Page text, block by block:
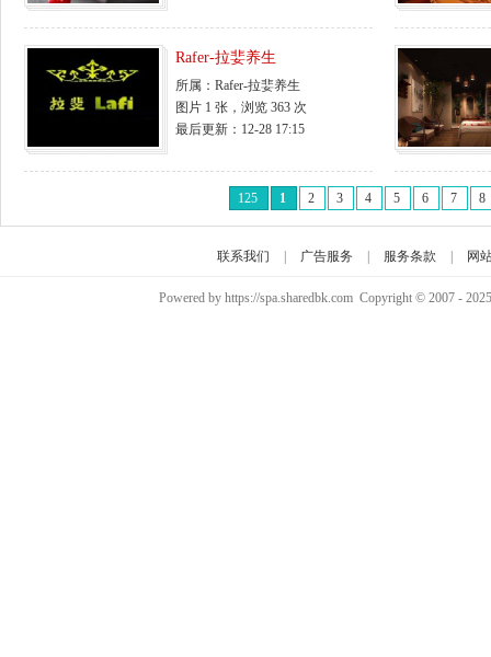
Rafer-拉婓养生
所属： Rafer-拉婓养生
图片 1 张，浏览 363 次
最后更新：12-28 17:15
125 1 2 3 4 5 6 7 8
联系我们 广告服务 服务条款 网
Powered by https://spa.sharedbk.com Copyright © 2007 -